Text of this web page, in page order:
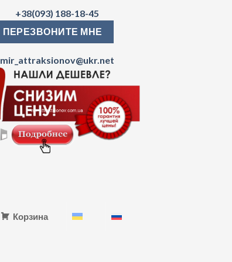
+38(093) 188-18-45
ПЕРЕЗВОНИТЕ МНЕ
mir_attraksionov@ukr.net
Корзина